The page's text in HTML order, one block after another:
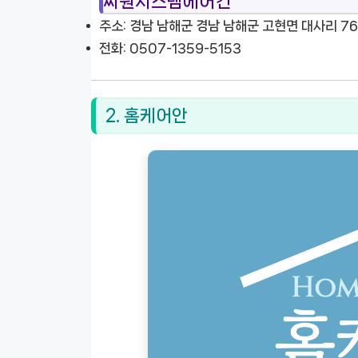
주소: 경남 남해군 경남 남해군 고현면 대사리
전화: 0507-1359-5153
2. 홈케어안